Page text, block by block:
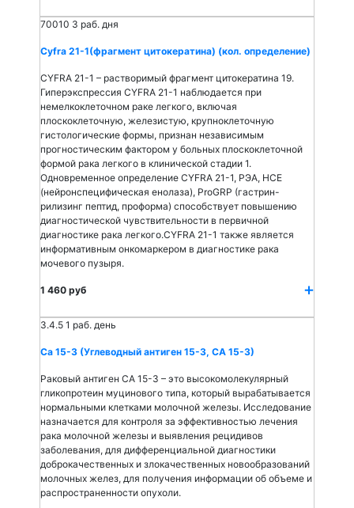
70010 3 раб. дня
Cyfra 21-1(фрагмент цитокератина) (кол. определение)
CYFRA 21-1 – растворимый фрагмент цитокератина 19.
Гиперэкспрессия CYFRA 21-1 наблюдается при
немелкоклеточном раке легкого, включая
плоскоклеточную, железистую, крупноклеточную
гистологические формы, признан независимым
прогностическим фактором у больных плоскоклеточной
формой рака легкого в клинической стадии 1.
Одновременное определение CYFRA 21-1, РЭА, НСЕ
(нейронспецифическая енолаза), ProGRP (гастрин-
рилизинг пептид, проформа) способствует повышению
диагностической чувствительности в первичной
диагностике рака легкого.CYFRA 21-1 также является
информативным онкомаркером в диагностике рака
мочевого пузыря.
1 460 руб
3.4.5 1 раб. день
Са 15-3 (Углеводный антиген 15-3, СА 15-3)
Раковый антиген СА 15-3 – это высокомолекулярный
гликопротеин муцинового типа, который вырабатывается
нормальными клетками молочной железы. Исследование
назначается для контроля за эффективностью лечения
рака молочной железы и выявления рецидивов
заболевания, для дифференциальной диагностики
доброкачественных и злокачественных новообразований
молочных желез, для получения информации об объеме и
распространенности опухоли.